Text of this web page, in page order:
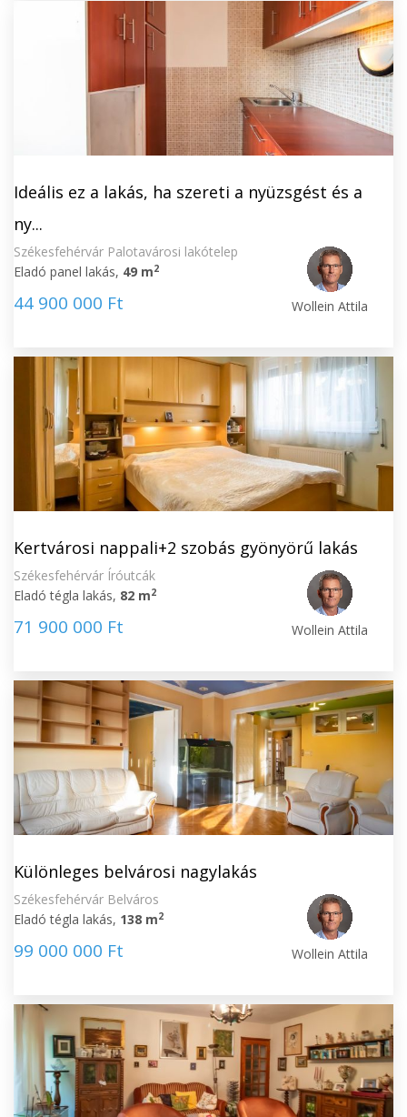
Ideális ez a lakás, ha szereti a nyüzsgést és a
ny...
Székesfehérvár Palotavárosi lakótelep
Eladó panel lakás, 49 m2
44 900 000 Ft Wollein Attila
Kertvárosi nappali+2 szobás gyönyörű lakás
Székesfehérvár Íróutcák
Eladó tégla lakás, 82 m2
71 900 000 Ft Wollein Attila
Különleges belvárosi nagylakás
Székesfehérvár Belváros
Eladó tégla lakás, 138 m2
99 000 000 Ft Wollein Attila